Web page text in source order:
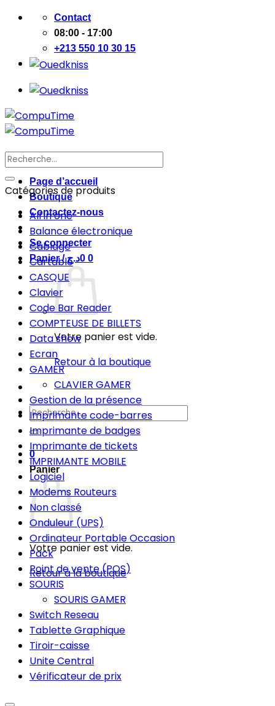
Passer
contenu
Contact
08:00 - 17:00
+213 550 10 30 15
Page d’accueil
Boutique
Contactez-nous
Se connecter
Panier /
0د.ج 0
Votre panier est vide.
Retour à la boutique
Recherche
pour :
0
Panier
Votre panier est vide.
Retour à la boutique
Recherche
pour :
Catégories de produits
All in one
Balance électronique
Cablage
Cartable
CASQUE
Clavier
Code Bar Reader
COMPTEUSE DE BILLETS
Data show
Ecran
GAMER
CLAVIER GAMER
Gestion de la présence
Imprimante code-barres
Imprimante de badges
Imprimante de tickets
IMPRIMANTE MOBILE
Logiciel
Modems Routeurs
Non classé
Onduleur (UPS)
Ordinateur Portable Occasion
Pack
Point de vente (POS)
SOURIS
SOURIS GAMER
Switch Reseau
Tablette Graphique
Tiroir-caisse
Unite Central
Vérificateur de prix